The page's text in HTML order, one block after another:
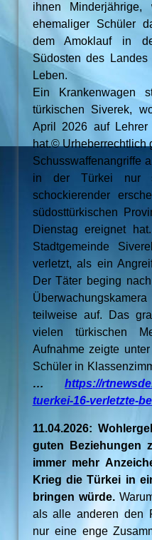
ihnen
ehemaliger Schüler
dem Amoklauf in
Südosten des
Leben.
Ein Krankenwagen
türkischen Siverek,
April 2026 auf Lehrer
hat.© Urheberrechtlich
Schusswaffenangriffe
in der Türkei nur
schockierender
südosttürkischen
Dienstag ereignet
Stadtgemeinde
verletzt, als ein
Der Täter beging
teilweise auf. Das
vielen türkischen
Aufnahme zeigte
Schüler in
…https://
tuerkei-16-verletzte-
11.04.2026:
guten Beziehungen
immer mehr
Krieg die Türkei in
bringen würde.
als alle anderen den
nur eine enge